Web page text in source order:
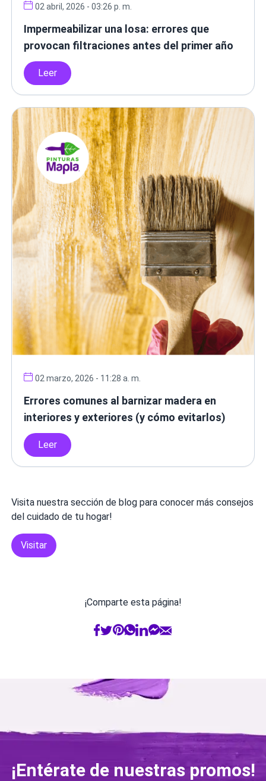
02 abril, 2026 - 03:26 p. m.
Impermeabilizar una losa: errores que
provocan filtraciones antes del primer año
Leer
02 marzo, 2026 - 11:28 a. m.
Errores comunes al barnizar madera en
interiores y exteriores (y cómo evitarlos)
Leer
Visita nuestra sección de blog para conocer más consejos
del cuidado de tu hogar!
Visitar
¡Comparte esta página!
¡Entérate de nuestras promos!